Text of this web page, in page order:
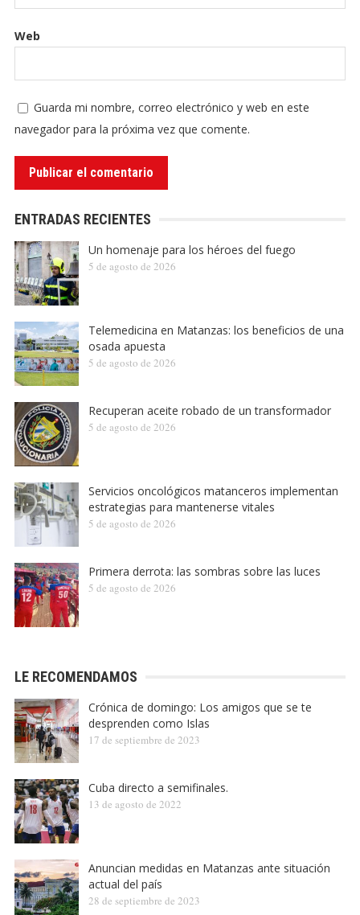
Web
Guarda mi nombre, correo electrónico y web en este
navegador para la próxima vez que comente.
ENTRADAS RECIENTES
Un homenaje para los héroes del fuego
5 de agosto de 2026
Telemedicina en Matanzas: los beneficios de una
osada apuesta
5 de agosto de 2026
Recuperan aceite robado de un transformador
5 de agosto de 2026
Servicios oncológicos matanceros implementan
estrategias para mantenerse vitales
5 de agosto de 2026
Primera derrota: las sombras sobre las luces
5 de agosto de 2026
LE RECOMENDAMOS
Crónica de domingo: Los amigos que se te
desprenden como Islas
17 de septiembre de 2023
Cuba directo a semifinales.
13 de agosto de 2022
Anuncian medidas en Matanzas ante situación
actual del país
28 de septiembre de 2023